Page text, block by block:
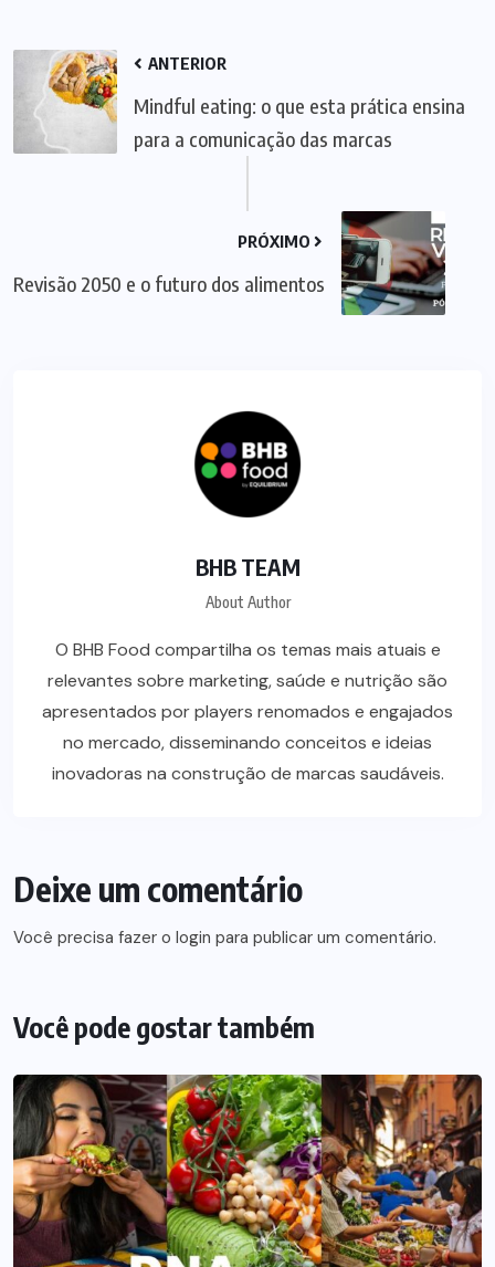
ANTERIOR
Mindful eating: o que esta prática ensina
para a comunicação das marcas
PRÓXIMO
Revisão 2050 e o futuro dos alimentos
BHB TEAM
About Author
O BHB Food compartilha os temas mais atuais e
relevantes sobre marketing, saúde e nutrição são
apresentados por players renomados e engajados
no mercado, disseminando conceitos e ideias
inovadoras na construção de marcas saudáveis.
Deixe um comentário
Você precisa fazer o login para publicar um comentário.
Você pode gostar também